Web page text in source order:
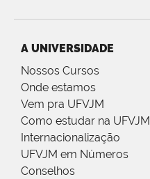
A UNIVERSIDADE
Nossos Cursos
Onde estamos
Vem pra UFVJM
Como estudar na UFVJM
Internacionalização
UFVJM em Números
Conselhos